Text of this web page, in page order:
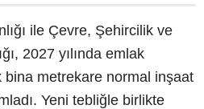
ile Çevre, Şehircilik ve
2027 yılında emlak
bina metrekare normal inşaat
Yeni tebliğle birlikte